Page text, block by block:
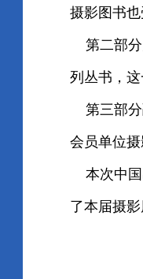
摄影图书也
第二部分
列丛书，
第三部分
会员单位
本次中国
了本届摄